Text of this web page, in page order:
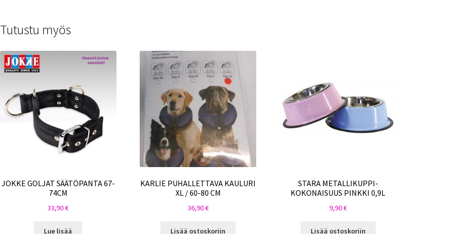
Tutustu myös
JOKKE GOLJAT SÄÄTÖPANTA 67-
74CM
33,90€
Lue lisää
KARLIE PUHALLETTAVA KAULURI
XL / 60-80 CM
36,90€
Lisää ostoskoriin
STARA METALLIKUPPI-
KOKONAISUUS PINKKI 0,9L
9,90€
Lisää ostoskoriin